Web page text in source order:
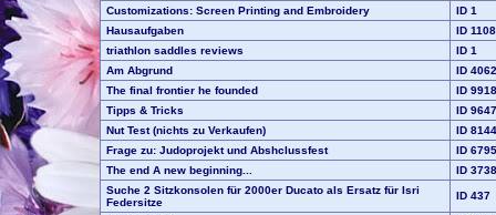
Customizations: Screen Printing and Embroidery
ID 1
Hausaufgaben
ID
triathlon saddles reviews
ID 1
Am Abgrund
ID 4062
The final frontier he founded
ID 9918
Tipps & Tricks
ID 9647
Nut Test (nichts zu Verkaufen)
ID 8144
Frage zu: Judoprojekt und Abshclussfest
ID 6795
The end A new beginning...
ID 3738
Suche 2 Sitzkonsolen für 2000er Ducato als Ersatz für Isri
Federsitze
ID 437